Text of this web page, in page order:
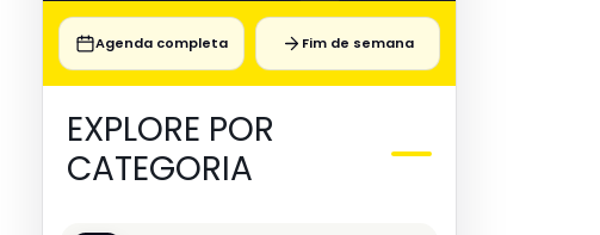
Agenda completa Fim de semana
EXPLORE POR
CATEGORIA